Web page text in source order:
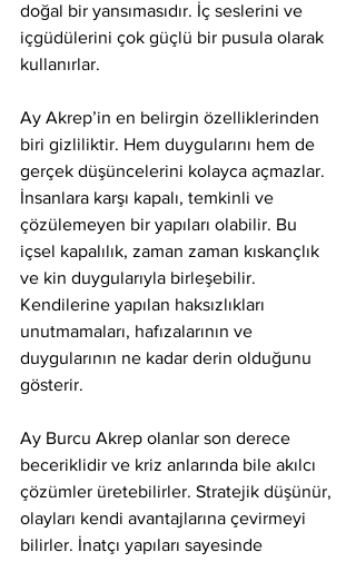
doğal bir yansımasıdır. İç seslerini ve
içgüdülerini çok güçlü bir pusula olarak
kullanırlar.
Ay Akrep’in en belirgin özelliklerinden
biri gizliliktir. Hem duygularını hem de
gerçek düşüncelerini kolayca açmazlar.
İnsanlara karşı kapalı, temkinli ve
çözülemeyen bir yapıları olabilir. Bu
içsel kapalılık, zaman zaman kıskançlık
ve kin duygularıyla birleşebilir.
Kendilerine yapılan haksızlıkları
unutmamaları, hafızalarının ve
duygularının ne kadar derin olduğunu
gösterir.
Ay Burcu Akrep olanlar son derece
beceriklidir ve kriz anlarında bile akılcı
çözümler üretebilirler. Stratejik düşünür,
olayları kendi avantajlarına çevirmeyi
bilirler. İnatçı yapıları sayesinde